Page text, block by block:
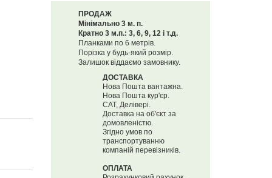
ПРОДАЖ
Мінімально 3 м. п.
Кратно 3 м.п.: 3, 6, 9, 12 і т.д.
Планками по 6 метрів.
Порізка у будь-який розмір.
Залишок віддаємо замовнику.
ДОСТАВКА
Нова Пошта вантажна.
Нова Пошта кур'єр.
САТ, Делівері.
Доставка на об'єкт за
домовленістю.
Згідно умов по
транспортуванню
компаній перевізників.
ОПЛАТА